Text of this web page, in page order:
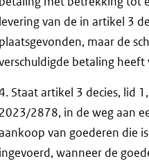
levering van de in artikel 3
plaatsgevonden, maar de
betaling heeft
4. Staat artikel 3 decies, lid
2023/2878, in de weg aan
van goederen die
ingevoerd, wanneer de